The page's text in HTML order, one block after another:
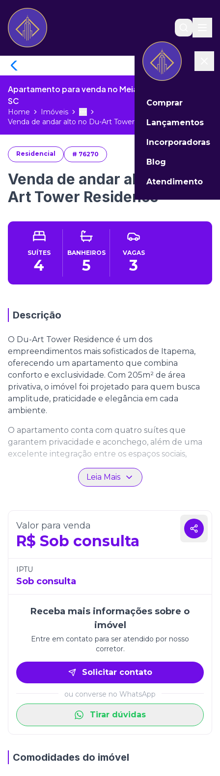
Comprar
Lançamentos
Incorporadoras
Blog
Atendimento
Apartamento para venda no Meia Praia de Itapema -
SC
Home Imóveis More
Toggle menu
Venda de andar alto no Du-Art Tower...
Residencial # 76270
Venda de andar alto no Du-
Art Tower Residence
SUÍTES
4
BANHEIROS
5
VAGAS
3
Descrição
O Du-Art Tower Residence é um dos
empreendimentos mais sofisticados de Itapema,
oferecendo um apartamento que combina
conforto e exclusividade. Com 205m² de área
privativa, o imóvel foi projetado para quem busca
amplitude, praticidade e elegância em cada
ambiente.
O apartamento conta com quatro suítes que
garantem privacidade e aconchego, além de uma
excelente integração entre os espaços sociais,
perfeitos para reunir família e amigos. Os
acabamentos de alto padrão e a arquitetura
contemporânea tornam cada detalhe ainda mais
Com três vagas de garagem, o imóvel une
comodidade e segurança em um endereço
privilegiado. Viver no Du-Art Tower Residence é
mais valorizadas do litoral catarinense.
Leia Mais
Valor para venda
R$ Sob consulta
IPTU
Sob consulta
Receba mais informações sobre o
imóvel
Entre em contato para ser atendido por nosso
corretor.
Solicitar contato
ou converse no WhatsApp
Tirar dúvidas
Comodidades do imóvel